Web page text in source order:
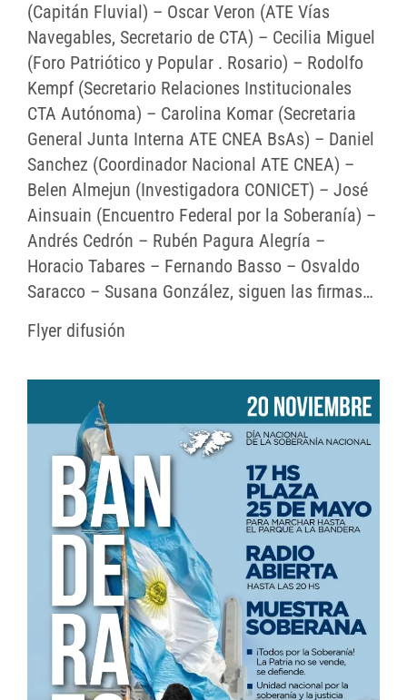
(Capitán Fluvial) – Oscar Veron (ATE Vías
Navegables, Secretario de CTA) – Cecilia Miguel
(Foro Patriótico y Popular . Rosario) – Rodolfo
Kempf (Secretario Relaciones Institucionales
CTA Autónoma) – Carolina Komar (Secretaria
General Junta Interna ATE CNEA BsAs) – Daniel
Sanchez (Coordinador Nacional ATE CNEA) –
Belen Almejun (Investigadora CONICET) – José
Ainsuain (Encuentro Federal por la Soberanía) –
Andrés Cedrón – Rubén Pagura Alegría –
Horacio Tabares – Fernando Basso – Osvaldo
Saracco – Susana González, siguen las firmas…
Flyer difusión